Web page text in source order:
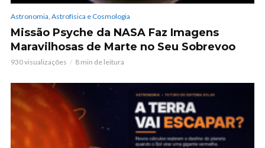
Astronomia, Astrofísica e Cosmologia
Missão Psyche da NASA Faz Imagens
Maravilhosas de Marte no Seu Sobrevoo
930 visualizações 8 min de leitura